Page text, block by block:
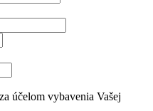
účelom vybavenia Vašej